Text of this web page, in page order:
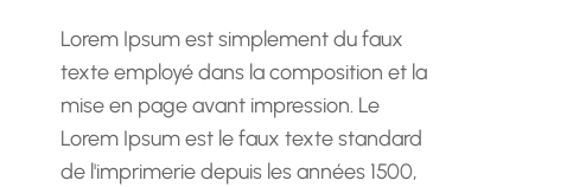
Lorem Ipsum est simplement du faux
texte employé dans la composition et la
mise en page avant impression. Le
Lorem Ipsum est le faux texte standard
de l'imprimerie depuis les années 1500,